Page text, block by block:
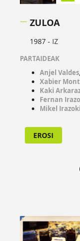
ZULOA
1987 - IZ
PARTAIDEAK
Anjel Valdes
Xabier
Kaki
Fernan
Mikel Irazoki
EROSI